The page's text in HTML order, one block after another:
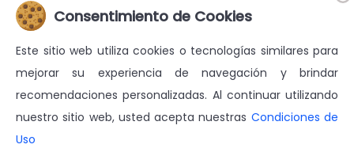
Utilizamos Cookies propias y de terceros para mejorar nuestros
servicios y mostrarte publicidad relacionada con tus
preferencias.
Más información enCondiciones de uso
Consentimiento de Cookies
Este sitio web utiliza cookies o tecnologías similares para
mejorar su experiencia de navegación y brindar
recomendaciones personalizadas. Al continuar utilizando
nuestro sitio web, usted acepta nuestras Condiciones de
Uso